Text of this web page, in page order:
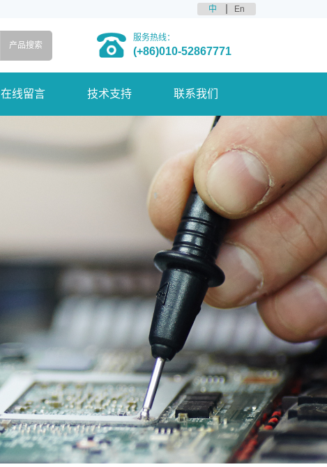
中 En
服务热线：
(+86)010-52867771
在线留言 技术支持 联系我们